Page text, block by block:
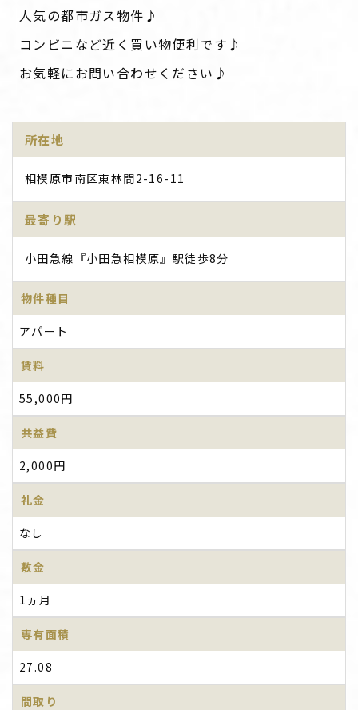
人気の都市ガス物件♪
コンビニなど近く買い物便利です♪
お気軽にお問い合わせください♪
所在地
相模原市南区東林間2-16-11
最寄り駅
小田急線『小田急相模原』駅徒歩8分
物件種目
アパート
賃料
55,000円
共益費
2,000円
礼金
なし
敷金
1ヵ月
専有面積
27.08
間取り